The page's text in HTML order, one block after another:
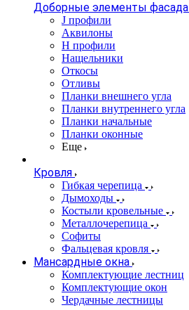
Доборные элементы фасада
J профили
Аквилоны
Н профили
Нащельники
Откосы
Отливы
Планки внешнего угла
Планки внутреннего угла
Планки начальные
Планки оконные
Еще
Кровля
Гибкая черепица
Дымоходы
Костыли кровельные
Металлочерепица
Софиты
Фальцевая кровля
Мансардные окна
Комплектующие лестниц
Комплектующие окон
Чердачные лестницы